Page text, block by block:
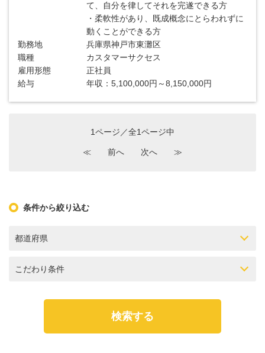
て、自分を律してそれを完遂できる方
・柔軟性があり、既成概念にとらわれずに
動くことができる方
勤務地
兵庫県神戸市東灘区
職種
カスタマーサクセス
雇用形態
正社員
給与
年収：5,100,000円～8,150,000円
1ページ／全1ページ中
≪ 前へ 次へ ≫
条件から絞り込む
都道府県
こだわり条件